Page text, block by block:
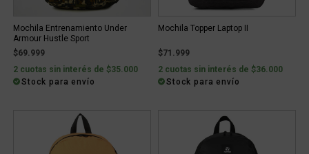
Mochila Entrenamiento Under
Armour Hustle Sport
$69.999
2 cuotas sin interés de $35.000
Stock para envío
Mochila Topper Laptop II
$71.999
2 cuotas sin interés de $36.000
Stock para envío